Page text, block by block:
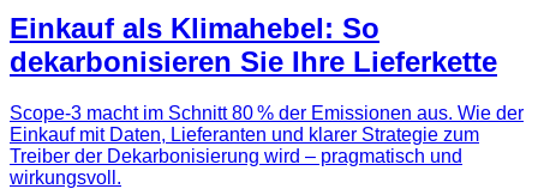
Einkauf als Klimahebel: So
dekarbonisieren Sie Ihre Lieferkette
Scope‑3 macht im Schnitt 80 % der Emissionen aus. Wie der
Einkauf mit Daten, Lieferanten und klarer Strategie zum
Treiber der Dekarbonisierung wird – pragmatisch und
wirkungsvoll.